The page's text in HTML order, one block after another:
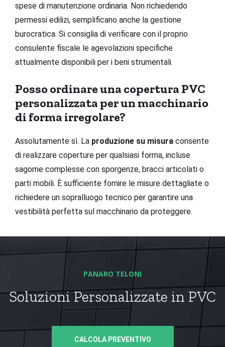
spese di manutenzione ordinaria. Non richiedendo
permessi edilizi, semplificano anche la gestione
burocratica. Si consiglia di verificare con il proprio
consulente fiscale le agevolazioni specifiche
attualmente disponibili per i beni strumentali.
Posso ordinare una copertura PVC
personalizzata per un macchinario
di forma irregolare?
Assolutamente sì. La produzione su misura consente
di realizzare coperture per qualsiasi forma, incluse
sagome complesse con sporgenze, bracci articolati o
parti mobili. È sufficiente fornire le misure dettagliate o
richiedere un sopralluogo tecnico per garantire una
vestibilità perfetta sul macchinario da proteggere.
PANARO TELONI
Soluzioni Personalizzate in PVC
CALCOLA PREVENTIVO